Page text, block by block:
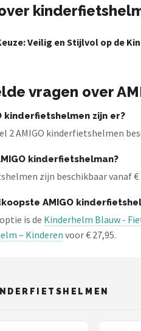
Veilig en Stijlvol op de
vragen over
kinderfietshelmen zijn er?
2 AMIGO kinderfietshelmen
kinderfietshelman?
zijn beschikbaar vanaf €
AMIGO
is de Kinderhelm Blauw -
– Kinderen voor € 27,95.